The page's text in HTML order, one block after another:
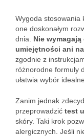
Wygoda stosowania
one doskonałym
dnia. Nie
umiejętności ani
zgodnie z
różnorodne formuły
ułatwia wybór
Zanim jednak
przeprowadzić test
skóry. Taki krok
alergicznych. Jeśli